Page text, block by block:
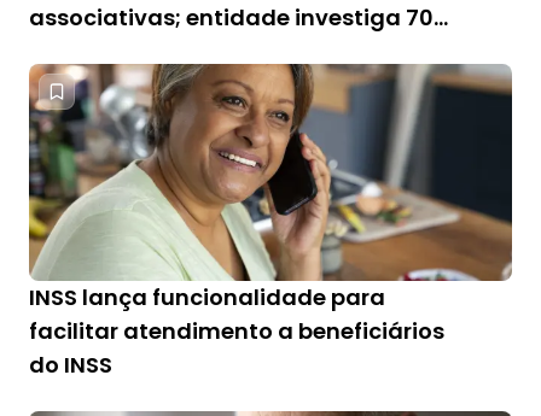
associativas; entidade investiga 700
INSS lança funcionalidade para
facilitar atendimento a beneficiários
do INSS